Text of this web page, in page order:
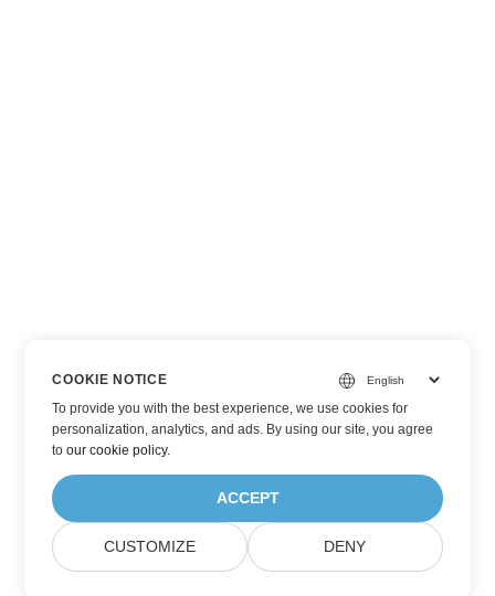
COOKIE NOTICE
To provide you with the best experience, we use cookies for
personalization, analytics, and ads. By using our site, you agree
toour cookie policy.
ACCEPT
CUSTOMIZE DENY